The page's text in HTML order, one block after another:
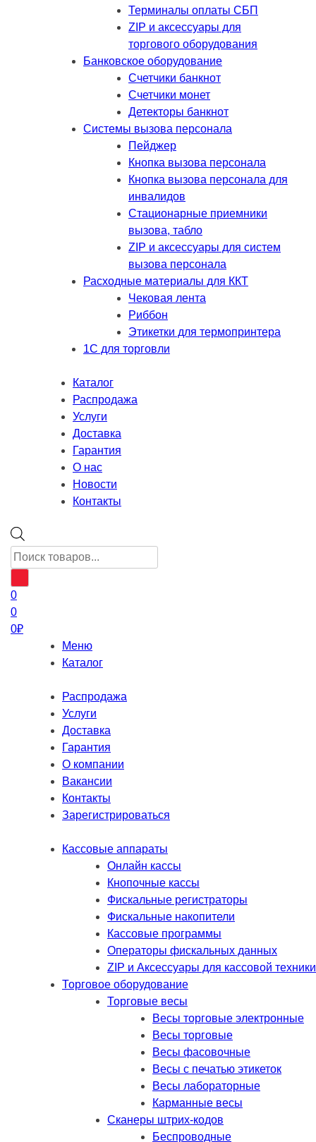
Терминалы оплаты СБП
ZIP и аксессуары для
торгового оборудования
Банковское оборудование
Счетчики банкнот
Счетчики монет
Детекторы банкнот
Системы вызова персонала
Пейджер
Кнопка вызова персонала
Кнопка вызова персонала для
инвалидов
Стационарные приемники
вызова, табло
ZIP и аксессуары для систем
вызова персонала
Расходные материалы для ККТ
Чековая лента
Риббон
Этикетки для термопринтера
1С для торговли
Каталог
Распродажа
Услуги
Доставка
Гарантия
О нас
Новости
Контакты
Поиск
товаров
0
0
0₽
Меню
Каталог
Распродажа
Услуги
Доставка
Гарантия
О компании
Вакансии
Контакты
Зарегистрироваться
Кассовые аппараты
Онлайн кассы
Кнопочные кассы
Фискальные регистраторы
Фискальные накопители
Кассовые программы
Операторы фискальных данных
ZIP и Аксессуары для кассовой техники
Торговое оборудование
Торговые весы
Весы торговые электронные
Весы торговые
Весы фасовочные
Весы с печатью этикеток
Весы лабораторные
Карманные весы
Сканеры штрих-кодов
Беспроводные